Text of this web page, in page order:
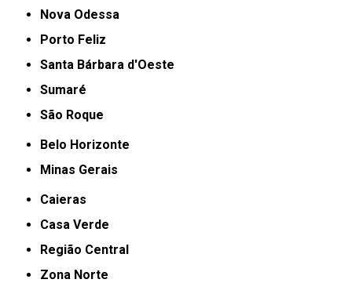
Nova Odessa
Porto Feliz
Santa Bárbara d'Oeste
Sumaré
São Roque
Belo Horizonte
Minas Gerais
Caieras
Casa Verde
Região Central
Zona Norte